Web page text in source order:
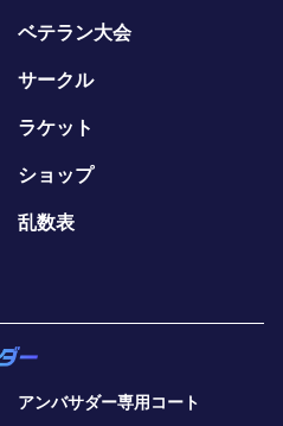
ベテラン大会
サークル
ラケット
ショップ
乱数表
アンバサダー専用コート